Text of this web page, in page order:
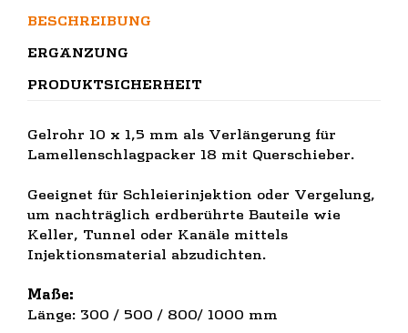
BESCHREIBUNG
ERGÄNZUNG
PRODUKTSICHERHEIT
Gelrohr 10 x 1,5 mm als Verlängerung für
Lamellenschlagpacker 18 mit Querschieber.
Geeignet für Schleierinjektion oder Vergelung,
um nachträglich erdberührte Bauteile wie
Keller, Tunnel oder Kanäle mittels
Injektionsmaterial abzudichten.
Maße:
Länge: 300 / 500 / 800/ 1000 mm